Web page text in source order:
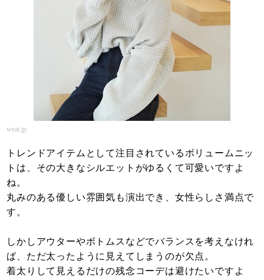
wear.jp
トレンドアイテムとして注目されているボリュームニッ
トは、その大きなシルエットがゆるくて可愛いですよ
ね。
丸みのある優しい雰囲気も演出でき、女性らしさ満点で
す。
しかしアウターやボトムスなどでバランスを考えなけれ
ば、ただ太ったように見えてしまうのが欠点。
着太りして見えるだけの残念コーデは避けたいですよ